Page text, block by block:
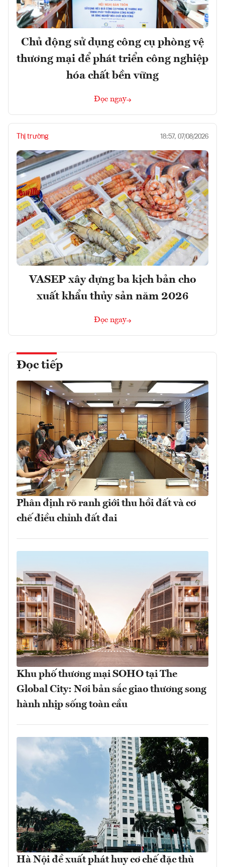
Chủ động sử dụng công cụ phòng vệ
thương mại để phát triển công nghiệp
hóa chất bền vững
Đọc ngay
Thị trường 18:57, 07/08/2026
VASEP xây dựng ba kịch bản cho
xuất khẩu thủy sản năm 2026
Đọc ngay
Đọc tiếp
Phân định rõ ranh giới thu hồi đất và cơ
chế điều chỉnh đất đai
Khu phố thương mại SOHO tại The
Global City: Nơi bản sắc giao thương song
hành nhịp sống toàn cầu
Hà Nội đề xuất phát huy cơ chế đặc thù